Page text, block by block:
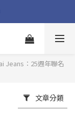
Jeans：25週年聯名
文章分類